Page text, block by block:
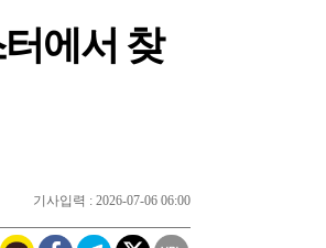
에서 찾
기사입력 : 2026-07-06 06:00